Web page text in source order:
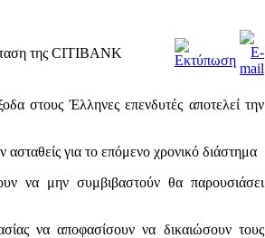
της CITIBANK
στους Έλληνες επενδυτές αποτελεί την
ασταθείς για το επόμενο χρονικό διάστημα
να μην συμβιβαστούν θα παρουσιάσει
να αποφασίσουν να δικαιώσουν τους